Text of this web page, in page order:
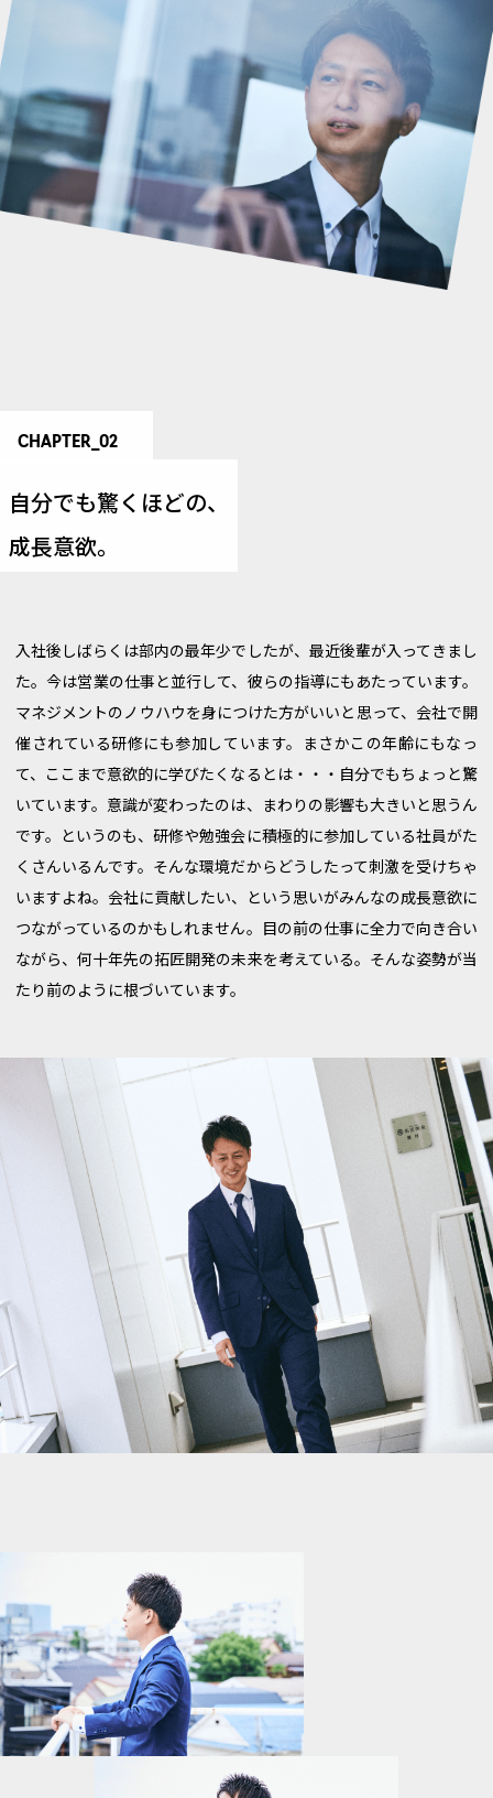
CHAPTER_02
自分でも驚くほどの、
成長意欲。
入社後しばらくは部内の最年少でしたが、最近後輩が入ってきまし
た。今は営業の仕事と並行して、彼らの指導にもあたっています。
マネジメントのノウハウを身につけた方がいいと思って、会社で開
催されている研修にも参加しています。まさかこの年齢にもなっ
て、ここまで意欲的に学びたくなるとは・・・自分でもちょっと驚
いています。意識が変わったのは、まわりの影響も大きいと思うん
です。というのも、研修や勉強会に積極的に参加している社員がた
くさんいるんです。そんな環境だからどうしたって刺激を受けちゃ
いますよね。会社に貢献したい、という思いがみんなの成長意欲に
つながっているのかもしれません。目の前の仕事に全力で向き合い
ながら、何十年先の拓匠開発の未来を考えている。そんな姿勢が当
たり前のように根づいています。